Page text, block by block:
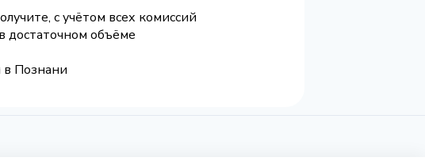
с учётом всех комиссий
достаточном объёме
в Познани